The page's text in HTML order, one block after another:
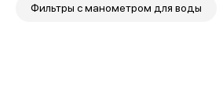
Фильтры с манометром для воды